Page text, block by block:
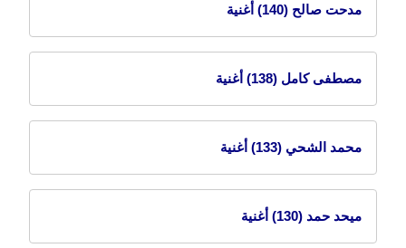
مدحت صالح (140) أغنية
مصطفى كامل (138) أغنية
محمد الشحي (133) أغنية
ميحد حمد (130) أغنية